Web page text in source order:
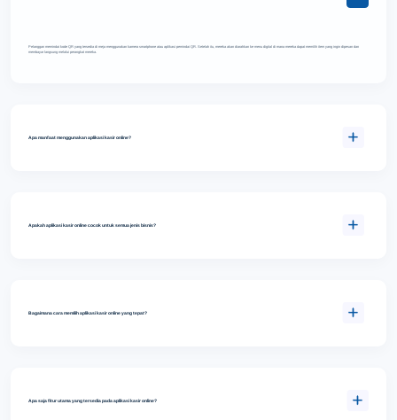
Pelanggan memindai kode QR yang tersedia di meja menggunakan kamera smartphone atau aplikasi pemindai QR. Setelah itu, mereka akan diarahkan ke menu digital di mana mereka dapat memilih item yang ingin dipesan dan
membayar langsung melalui perangkat mereka.
Apa manfaat menggunakan aplikasi kasir online?
Apakah aplikasi kasir online cocok untuk semua jenis bisnis?
Bagaimana cara memilih aplikasi kasir online yang tepat?
Apa saja fitur utama yang tersedia pada aplikasi kasir online?